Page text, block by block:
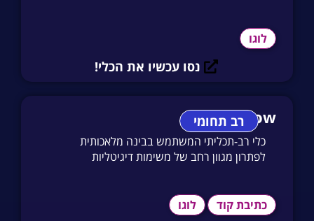
לוגו
נסו עכשיו את הכלי!
רב תחומי
TinyWow
כלי רב-תכליתי המשתמש בבינה מלאכותית
לפתרון מגוון רחב של משימות דיגיטליות
כתיבת קוד לוגו